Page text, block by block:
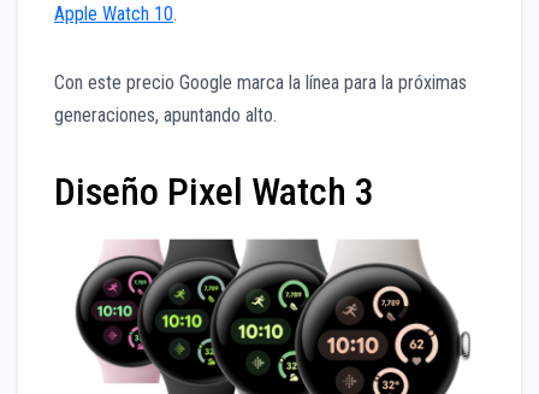
Apple Watch 10.
Con este precio Google marca la línea para la próximas
generaciones, apuntando alto.
Diseño Pixel Watch 3